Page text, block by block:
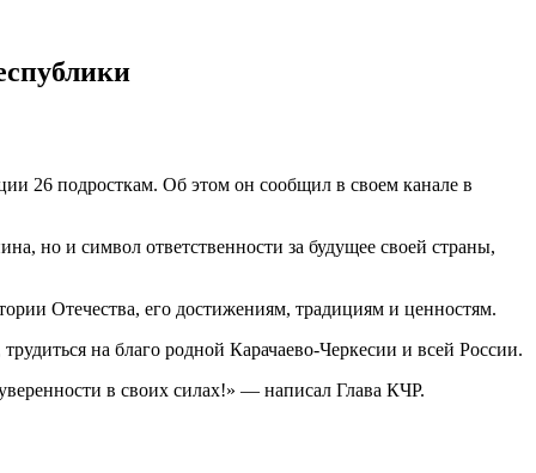
26 подросткам. Об этом он сообщил в своем канале в
но и символ ответственности за будущее своей страны,
Отечества, его достижениям, традициям и ценностям.
на благо родной Карачаево-Черкесии и всей России.
в своих силах!» — написал Глава КЧР.